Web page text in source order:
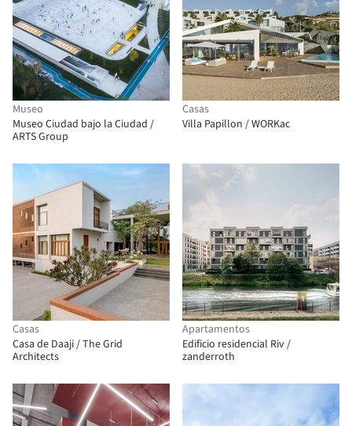
Museo
Museo Ciudad bajo la Ciudad /
ARTS Group
Casas
Villa Papillon / WORKac
Casas
Casa de Daaji / The Grid
Architects
Apartamentos
Edificio residencial Riv /
zanderroth